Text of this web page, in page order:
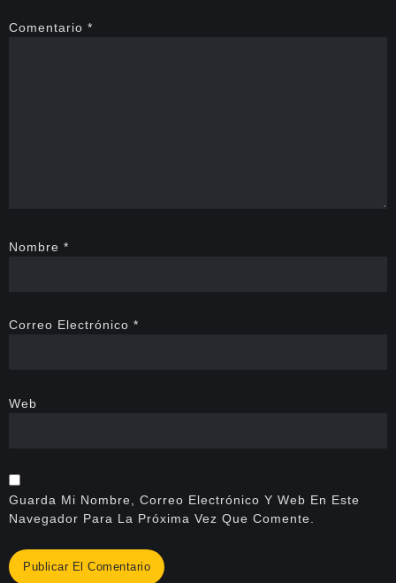
Comentario *
Nombre *
Correo Electrónico *
Web
Guarda Mi Nombre, Correo Electrónico Y Web En Este
Navegador Para La Próxima Vez Que Comente.